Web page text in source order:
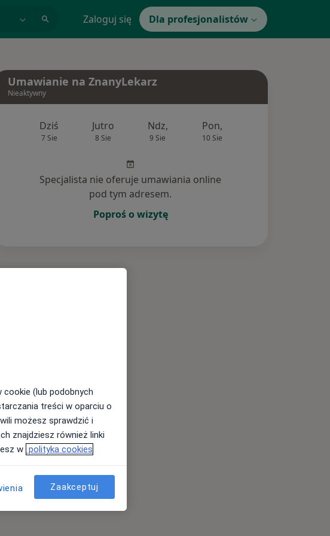
Zaloguj się Dla profesjonalistów
Umawianie na ZnanyLekarz
Nieaktywny
Dziś
7 Sie
Jutro
8 Sie
Ndz,
9 Sie
Pon,
10 Sie
Specjalista nie oferuje umawiania online
pod tym adresem.
Poproś o wizytę
(lub podobnych
treści w oparciu o
możesz sprawdzić i
znajdziesz również linki
w polityka cookies
Zaakceptuj